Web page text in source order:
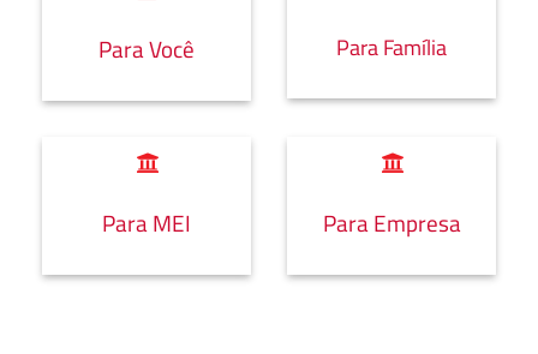
Para Você Para Família
Para MEI Para Empresa